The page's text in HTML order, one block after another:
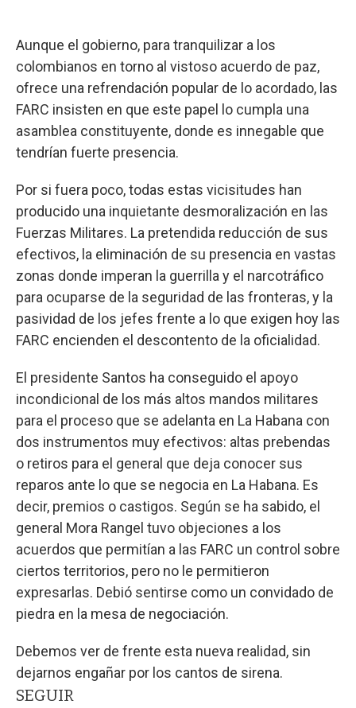
Aunque el gobierno, para tranquilizar a los
colombianos en torno al vistoso acuerdo de paz,
ofrece una refrendación popular de lo acordado, las
FARC insisten en que este papel lo cumpla una
asamblea constituyente, donde es innegable que
tendrían fuerte presencia.
Por si fuera poco, todas estas vicisitudes han
producido una inquietante desmoralización en las
Fuerzas Militares. La pretendida reducción de sus
efectivos, la eliminación de su presencia en vastas
zonas donde imperan la guerrilla y el narcotráfico
para ocuparse de la seguridad de las fronteras, y la
pasividad de los jefes frente a lo que exigen hoy las
FARC encienden el descontento de la oficialidad.
El presidente Santos ha conseguido el apoyo
incondicional de los más altos mandos militares
para el proceso que se adelanta en La Habana con
dos instrumentos muy efectivos: altas prebendas
o retiros para el general que deja conocer sus
reparos ante lo que se negocia en La Habana. Es
decir, premios o castigos. Según se ha sabido, el
general Mora Rangel tuvo objeciones a los
acuerdos que permitían a las FARC un control sobre
ciertos territorios, pero no le permitieron
expresarlas. Debió sentirse como un convidado de
piedra en la mesa de negociación.
Debemos ver de frente esta nueva realidad, sin
dejarnos engañar por los cantos de sirena.
SEGUIR